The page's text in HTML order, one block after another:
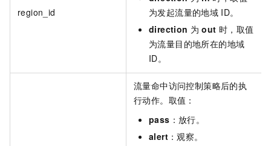
region_id
为发起流量的地域 ID。
direction 为 out 时，取值
为流量目的地所在的地域
ID。
流量命中访问控制策略后的执
行动作。取值：
pass ：放行。
alert ：观察。